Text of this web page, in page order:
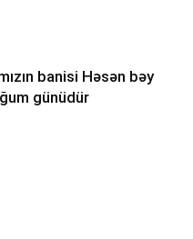
banisi Həsən bəy
günüdür